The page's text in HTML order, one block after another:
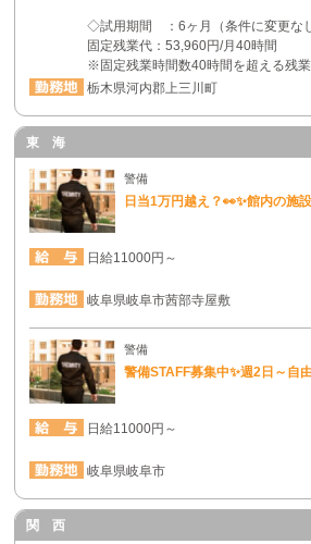
◇試用期間 ：6ヶ月（条件に変更なし
固定残業代：53,960円/月40時間
※固定残業時間数40時間を超える残
栃木県河内郡上三川町
東 海
警備
日当1万円越え？👀✨館内の施
日給11000円～
岐阜県岐阜市茜部寺屋敷
警備
警備STAFF募集中✨週2日～自
日給11000円～
岐阜県岐阜市
関 西